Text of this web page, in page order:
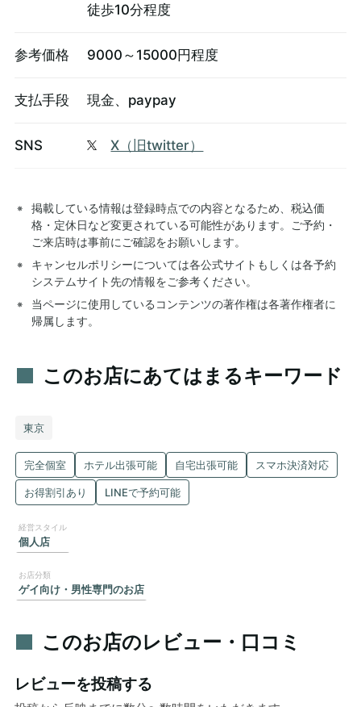
徒歩10分程度
参考価格 9000～15000円程度
支払手段 現金、paypay
SNS X（旧twitter）
掲載している情報は登録時点での内容となるため、税込価
格・定休日など変更されている可能性があります。ご予約・
ご来店時は事前にご確認をお願いします。
キャンセルポリシーについては各公式サイトもしくは各予約
システムサイト先の情報をご参考ください。
当ページに使用しているコンテンツの著作権は各著作権者に
帰属します。
このお店にあてはまるキーワード
東京
完全個室 ホテル出張可能 自宅出張可能 スマホ決済対応
お得割引あり LINEで予約可能
個人店
ゲイ向け・男性専門のお店
このお店のレビュー・口コミ
レビューを投稿する